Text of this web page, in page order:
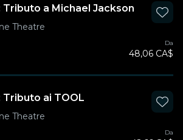
Tributo a Michael Jackson
Theatre
Da
48,06 CA$
Tributo ai TOOL
Theatre
Da